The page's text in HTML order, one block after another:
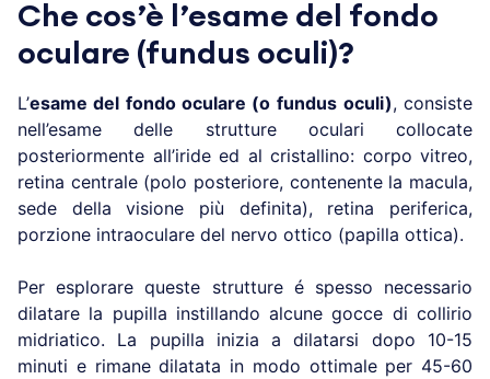
Che cos’è l’esame del fondo
oculare (fundus oculi)?
L’esame del fondo oculare (o fundus oculi), consiste
nell’esame delle strutture oculari collocate
posteriormente all’iride ed al cristallino: corpo vitreo,
retina centrale (polo posteriore, contenente la macula,
sede della visione più definita), retina periferica,
porzione intraoculare del nervo ottico (papilla ottica).
Per esplorare queste strutture é spesso necessario
dilatare la pupilla instillando alcune gocce di collirio
midriatico. La pupilla inizia a dilatarsi dopo 10-15
minuti e rimane dilatata in modo ottimale per 45-60